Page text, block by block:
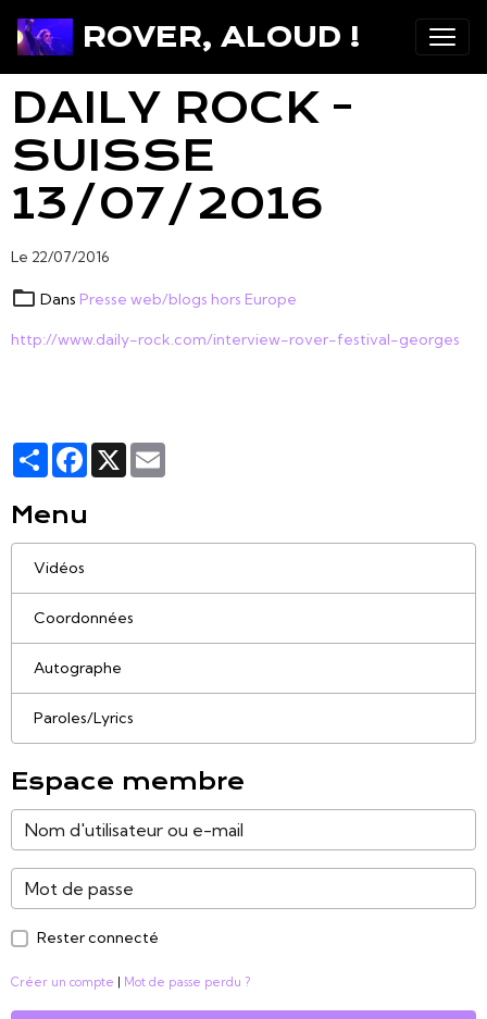
ROVER, ALOUD !
DAILY ROCK -
SUISSE
13/07/2016
Le 22/07/2016
Dans Presse web/blogs hors Europe
http://www.daily-rock.com/interview-rover-festival-georges
PartagerFacebook
X
Menu
Vidéos
Coordonnées
Autographe
Paroles/Lyrics
Espace membre
Rester connecté
Créer un compte Mot de passe perdu ?